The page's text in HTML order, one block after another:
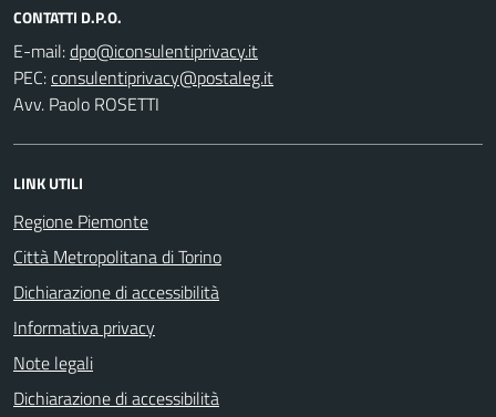
CONTATTI D.P.O.
E-mail:
PEC:
Avv. Paolo ROSETTI
LINK UTILI
Regione Piemonte
Città Metropolitana di Torino
Dichiarazione di accessibilità
Informativa privacy
Note legali
Dichiarazione di accessibilità